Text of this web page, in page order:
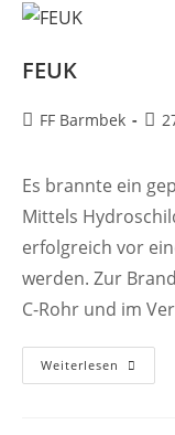
FEUK
Beitrags-
FF Barmbek
Es brannte ein
Mittels
erfolgreich vor
werden. Zur
C-Rohr und im
Weiterlesen